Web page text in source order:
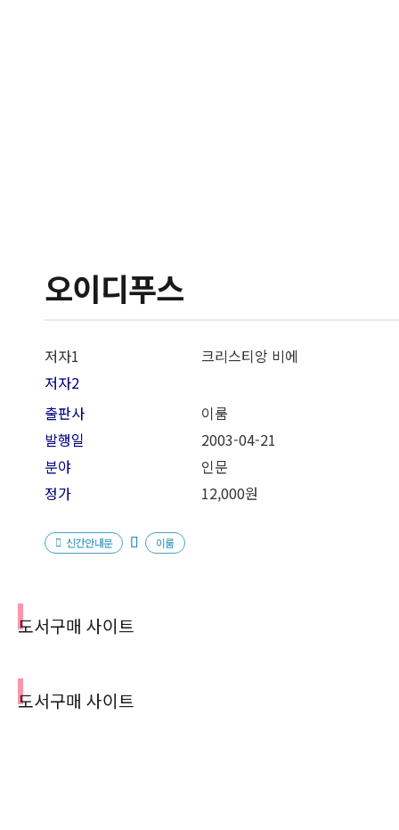
오이디푸스
저자1
크리스티앙 비에
저자2
출판사
이룸
발행일
2003-04-21
분야
인문
정가
12,000원
신간안내문 이룸
도서구매 사이트
도서구매 사이트